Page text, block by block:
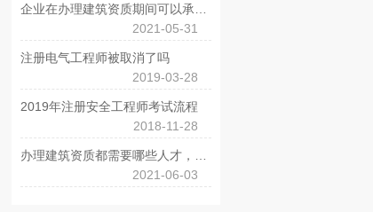
2021-05-31
注册电气工程师被取消了吗
2019-03-28
2019年注册安全工程师考试流程
2018-11-28
2021-06-03